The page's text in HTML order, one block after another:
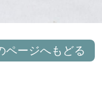
ページへもどる